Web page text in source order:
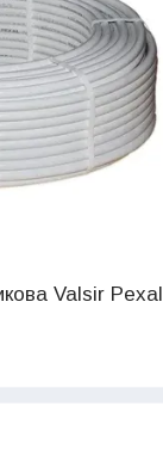
Valsir Pexal